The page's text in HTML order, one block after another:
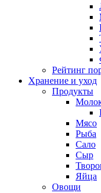
Рейтинг
Хранение и уход
Продукты
Мясо
Рыба
Сало
Сыр
Яйца
Овощи